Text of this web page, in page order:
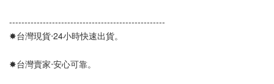
---------------------------------------------------
✸台灣現貨‧24小時快速出貨。
✸台灣賣家‧安心可靠。